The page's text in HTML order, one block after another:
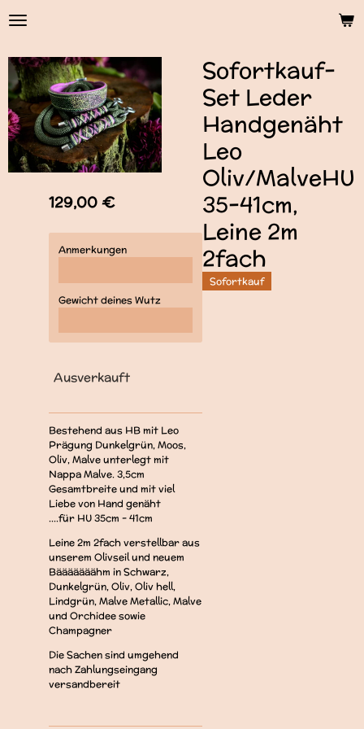
Zum
Hauptinhalt
Sofortkauf-
Set Leder
Handgenäht
Leo
Oliv/MalveHU
35-41cm,
Leine 2m
2fach
Sofortkauf
129,00 €
Anmerkungen
Gewicht deines Wutz
Ausverkauft
Bestehend aus HB mit Leo
Prägung Dunkelgrün, Moos,
Oliv, Malve unterlegt mit
Nappa Malve. 3,5cm
Gesamtbreite und mit viel
Liebe von Hand genäht
....für HU 35cm - 41cm
Leine 2m 2fach verstellbar aus
unserem Olivseil und neuem
Bääääääähm in Schwarz,
Dunkelgrün, Oliv, Oliv hell,
Lindgrün, Malve Metallic, Malve
und Orchidee sowie
Champagner
Die Sachen sind umgehend
nach Zahlungseingang
versandbereit